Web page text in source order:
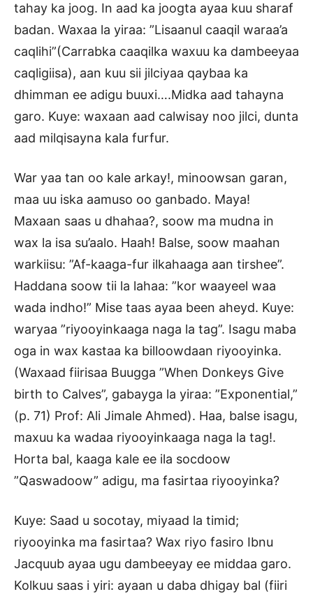
tahay ka joog. In aad ka joogta ayaa kuu sharaf
badan. Waxaa la yiraa: ”Lisaanul caaqil waraa’a
caqlihi”(Carrabka caaqilka waxuu ka dambeeyaa
caqligiisa), aan kuu sii jilciyaa qaybaa ka
dhimman ee adigu buuxi….Midka aad tahayna
garo. Kuye: waxaan aad calwisay noo jilci, dunta
aad milqisayna kala furfur.
War yaa tan oo kale arkay!, minoowsan garan,
maa uu iska aamuso oo ganbado. Maya!
Maxaan saas u dhahaa?, soow ma mudna in
wax la isa su’aalo. Haah! Balse, soow maahan
warkiisu: ”Af-kaaga-fur ilkahaaga aan tirshee”.
Haddana soow tii la lahaa: ”kor waayeel waa
wada indho!” Mise taas ayaa been aheyd. Kuye:
waryaa ”riyooyinkaaga naga la tag”. Isagu maba
oga in wax kastaa ka billoowdaan riyooyinka.
(Waxaad fiirisaa Buugga ”When Donkeys Give
birth to Calves”, gabayga la yiraa: ”Exponential,”
(p. 71) Prof: Ali Jimale Ahmed). Haa, balse isagu,
maxuu ka wadaa riyooyinkaaga naga la tag!.
Horta bal, kaaga kale ee ila socdoow
”Qaswadoow” adigu, ma fasirtaa riyooyinka?
Kuye: Saad u socotay, miyaad la timid;
riyooyinka ma fasirtaa? Wax riyo fasiro Ibnu
Jacquub ayaa ugu dambeeyay ee middaa garo.
Kolkuu saas i yiri: ayaan u daba dhigay bal (fiiri